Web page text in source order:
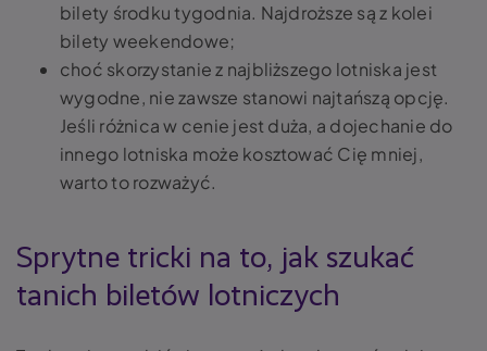
bilety środku tygodnia. Najdroższe są z kolei
bilety weekendowe;
choć skorzystanie z najbliższego lotniska jest
wygodne, nie zawsze stanowi najtańszą opcję.
Jeśli różnica w cenie jest duża, a dojechanie do
innego lotniska może kosztować Cię mniej,
warto to rozważyć.
Sprytne tricki na to, jak szukać
tanich biletów lotniczych